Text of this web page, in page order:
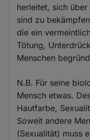
herleitet, sich
sind zu
die ein
Tötung,
Menschen
N.B. Für seine
Mensch etwas.
Hautfarbe,
Soweit andere
(Sexualität) muss